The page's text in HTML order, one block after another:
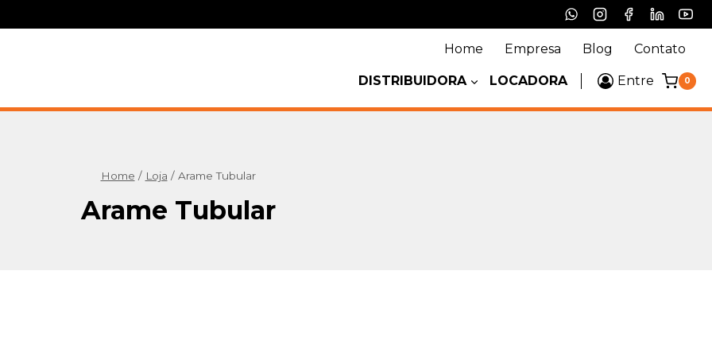
Home Empresa Blog Contato
DISTRIBUIDORA LOCADORA Entre 0
Home / Loja / Arame Tubular
Arame Tubular